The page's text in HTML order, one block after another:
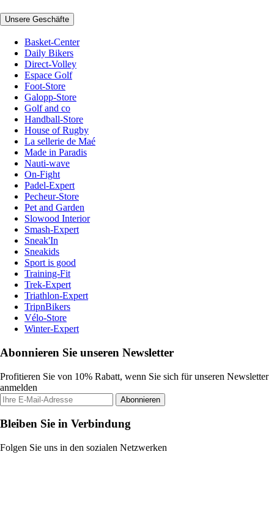
Unsere Geschäfte
Basket-Center
Daily Bikers
Direct-Volley
Espace Golf
Foot-Store
Galopp-Store
Golf and co
Handball-Store
House of Rugby
La sellerie de Maé
Made in Paradis
Nauti-wave
On-Fight
Padel-Expert
Pecheur-Store
Pet and Garden
Slowood Interior
Smash-Expert
Sneak'In
Sneakids
Sport is good
Training-Fit
Trek-Expert
Triathlon-Expert
TripnBikers
Vélo-Store
Winter-Expert
Abonnieren Sie unseren Newsletter
Profitieren Sie von 10% Rabatt, wenn Sie sich für unseren Newsletter
anmelden
Abonnieren
Bleiben Sie in Verbindung
Folgen Sie uns in den sozialen Netzwerken